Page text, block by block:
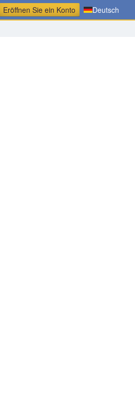
Eröffnen Sie ein Konto Deutsch